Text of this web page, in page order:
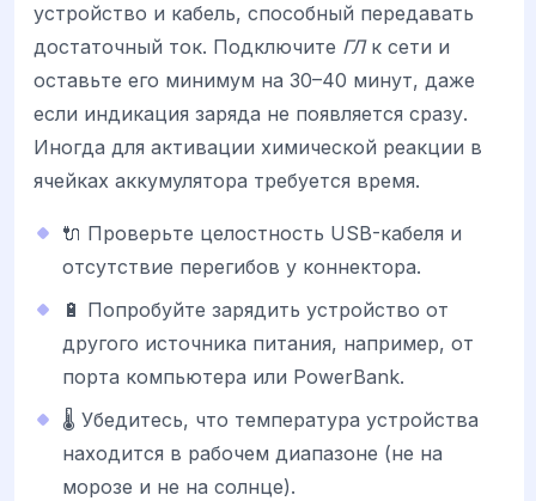
устройство и кабель, способный передавать
достаточный ток. Подключите ГЛк сети и
оставьте его минимум на 30–40 минут, даже
если индикация заряда не появляется сразу.
Иногда для активации химической реакции в
ячейках аккумулятора требуется время.
🔌 Проверьте целостность USB-кабеля и
отсутствие перегибов у коннектора.
🔋 Попробуйте зарядить устройство от
другого источника питания, например, от
порта компьютера или PowerBank.
🌡️ Убедитесь, что температура устройства
находится в рабочем диапазоне (не на
морозе и не на солнце).